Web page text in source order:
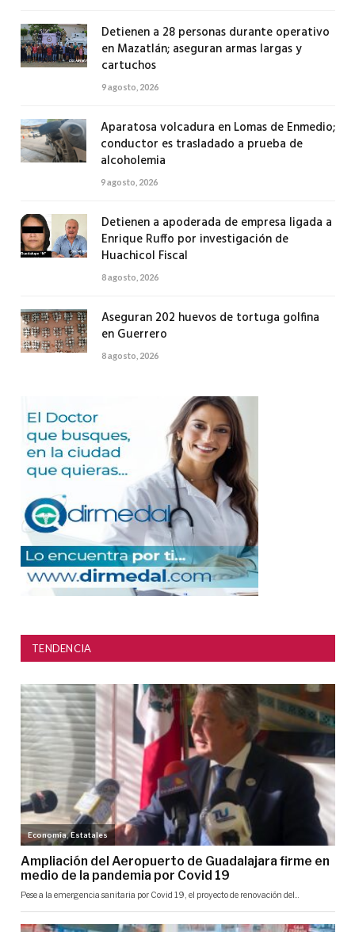
Detienen a 28 personas durante operativo
en Mazatlán; aseguran armas largas y
cartuchos
9 agosto, 2026
Aparatosa volcadura en Lomas de Enmedio;
conductor es trasladado a prueba de
alcoholemia
9 agosto, 2026
Detienen a apoderada de empresa ligada a
Enrique Ruffo por investigación de
Huachicol Fiscal
8 agosto, 2026
Aseguran 202 huevos de tortuga golfina
en Guerrero
8 agosto, 2026
TENDENCIA